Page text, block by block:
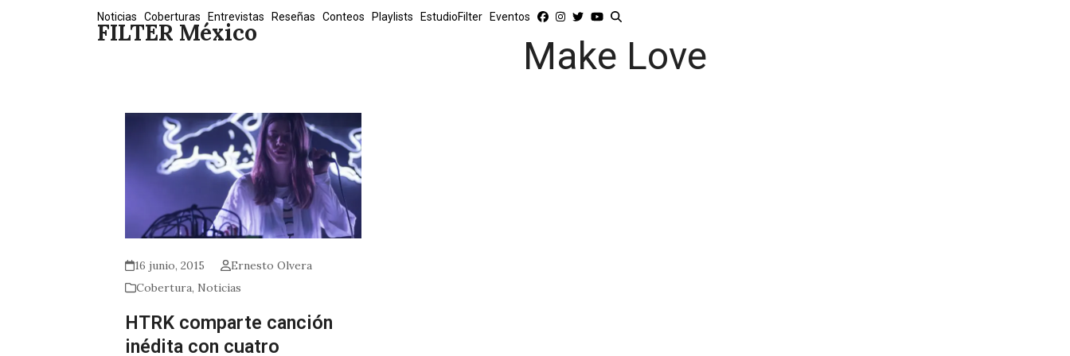
FILTER México
Noticias Coberturas Entrevistas Reseñas Conteos Playlists EstudioFilter Eventos
Make Love
16 junio, 2015
Ernesto Olvera
Cobertura, Noticias
HTRK comparte canción
inédita con cuatro